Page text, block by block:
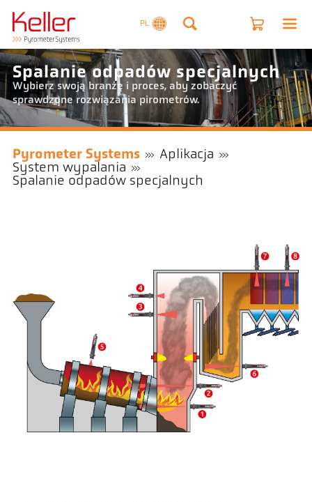
PL
Spalanie odpadów specjalnych
Wybierz swoją branżę i proces, aby zobaczyć
sprawdzone rozwiązania pirometrów.
Pyrometer Systems
Aplikacja
System wypalania
Spalanie odpadów specjalnych